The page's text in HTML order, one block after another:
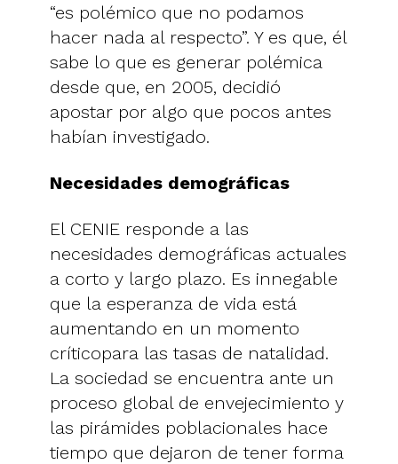
“es polémico que no podamos
hacer nada al respecto”. Y es que, él
sabe lo que es generar polémica
desde que, en 2005, decidió
apostar por algo que pocos antes
habían investigado.
Necesidades demográficas
El CENIE responde a las
necesidades demográficas actuales
a corto y largo plazo. Es innegable
que la esperanza de vida está
aumentando en un momento
críticopara las tasas de natalidad.
La sociedad se encuentra ante un
proceso global de envejecimiento y
las pirámides poblacionales hace
tiempo que dejaron de tener forma